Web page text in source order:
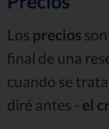
Los precios
final de una
cuando se
diré antes - el